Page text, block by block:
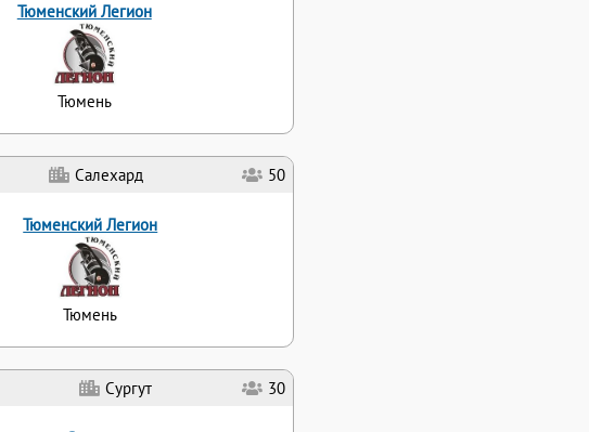
Сургут 30
Салехард 50
Тюменский Легион
Тюмень
Тюменский Легион
Тюмень